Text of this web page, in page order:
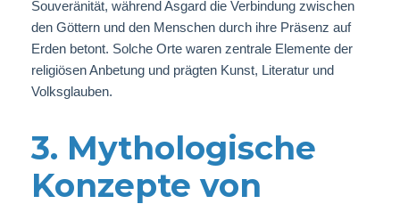
Souveränität, während Asgard die Verbindung zwischen
den Göttern und den Menschen durch ihre Präsenz auf
Erden betont. Solche Orte waren zentrale Elemente der
religiösen Anbetung und prägten Kunst, Literatur und
Volksglauben.
3. Mythologische
Konzepte von